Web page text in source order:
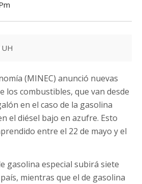
UH
(MINEC) anunció nuevas
los combustibles, que van desde
en el caso de la gasolina
el diésel bajo en azufre. Esto
entre el 22 de mayo y el
gasolina especial subirá siete
mientras que el de gasolina